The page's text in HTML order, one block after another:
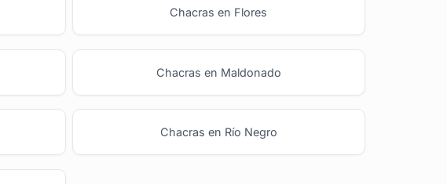
Chacras en Flores
Chacras en Maldonado
Chacras en Río Negro